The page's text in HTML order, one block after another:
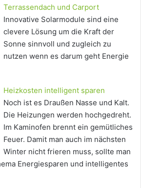
Terrassendach und Carport
Innovative Solarmodule sind eine
clevere Lösung um die Kraft der
Sonne sinnvoll und zugleich zu
nutzen wenn es darum geht Energie
Heizkosten intelligent sparen
Noch ist es Draußen Nasse und Kalt.
Die Heizungen werden hochgedreht.
Im Kaminofen brennt ein gemütliches
Feuer. Damit man auch im nächsten
Winter nicht frieren muss, sollte man
Energiesparen und intelligentes